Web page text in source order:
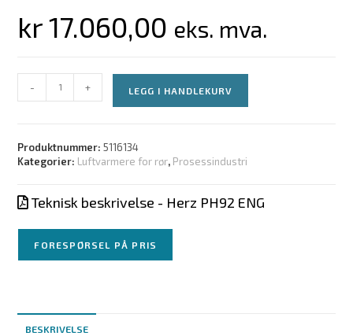
kr17.060,00 eks. mva.
- + LEGG I HANDLEKURV
Produktnummer:5116134
Kategorier: Luftvarmere for rør, Prosessindustri
Teknisk beskrivelse - Herz PH92 ENG
FORESPØRSEL PÅ PRIS
BESKRIVELSE